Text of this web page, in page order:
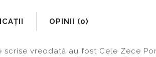
OPINII (0)
scrise vreodată au fost Cele Zece